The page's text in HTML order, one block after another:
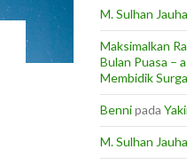
M. Sulhan
Maksimalkan
Bulan Puasa –
Membidik
Bennipada
M. Sulhan